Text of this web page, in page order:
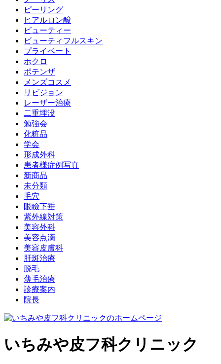
ピーリング
ヒアルロン酸
ビューティー
ビューティフルスキン
プライベート
ホクロ
ポテンザ
メンズコスメ
リビジョン
レーザー治療
二重埋没
勉強会
化粧品
学会
形成外科
患者様症例写真
新商品
未分類
毛穴
眼瞼下垂
紫外線対策
美容外科
美容点滴
美容皮膚科
肝斑治療
脱毛
薄毛治療
診療案内
院長
いちみや皮フ科クリニック